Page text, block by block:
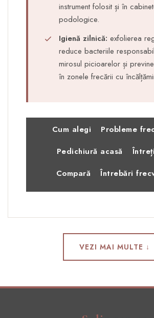
instrument folosit și în
podologice.
Igienă zilnică: exfolierea
reduce bacteriile
mirosul picioarelor și
în zonele frecării cu
Cum alegi
Probleme
Pedichiură acasă
Compară
Întrebări
VEZI MAI MULTE ↓